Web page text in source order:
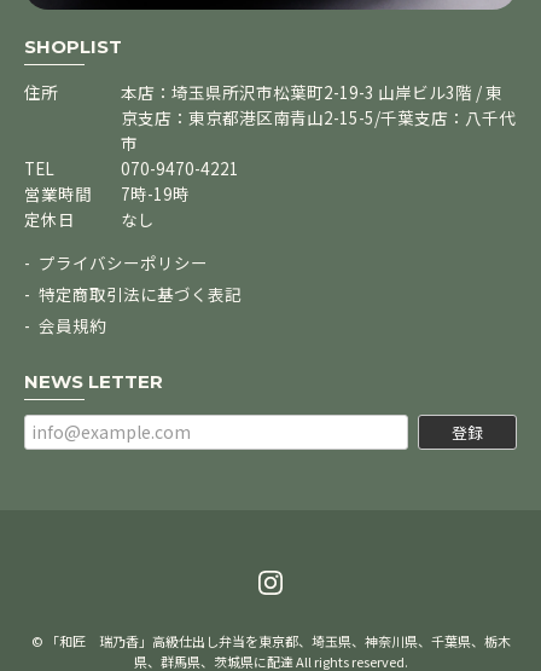
SHOPLIST
住所
本店：埼玉県所沢市松葉町2-19-3 山岸ビル3階 / 東
京支店：東京都港区南青山2-15-5/千葉支店：八千代
市
TEL
070-9470-4221
営業時間
7時-19時
定休日
なし
プライバシーポリシー
特定商取引法に基づく表記
会員規約
NEWS LETTER
登録
© 「和匠 瑞乃香」高級仕出し弁当を東京都、埼玉県、神奈川県、千葉県、栃木
県、群馬県、茨城県に配達 All rights reserved.